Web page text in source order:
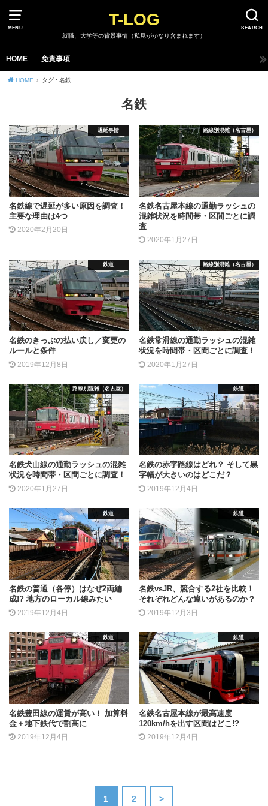
MENU SEARCH
T-LOG
就職、大学等の背景事情（私見がかなり含まれます）
HOME 免責事項
HOME タグ : 名鉄
名鉄
遅延事情
名鉄線で遅延が多い原因を調査！
主要な理由は4つ
2020年2月20日
路線別混雑（名古屋）
名鉄名古屋本線の通勤ラッシュの
混雑状況を時間帯・区間ごとに調
査
2020年1月27日
鉄道
名鉄のきっぷの払い戻し／変更の
ルールと条件
2019年12月8日
路線別混雑（名古屋）
名鉄常滑線の通勤ラッシュの混雑
状況を時間帯・区間ごとに調査！
2020年1月27日
路線別混雑（名古屋）
名鉄犬山線の通勤ラッシュの混雑
状況を時間帯・区間ごとに調査！
2020年1月27日
鉄道
名鉄の赤字路線はどれ？ そして黒
字幅が大きいのはどこだ？
2019年12月4日
鉄道
名鉄の普通（各停）はなぜ2両編
成!? 地方のローカル線みたい
2019年12月4日
鉄道
名鉄vsJR、競合する2社を比較！
それぞれどんな違いがあるのか？
2019年12月3日
鉄道
名鉄豊田線の運賃が高い！ 加算料
金＋地下鉄代で割高に
2019年12月4日
鉄道
名鉄名古屋本線が最高速度
120km/hを出す区間はどこ!?
2019年12月4日
1 2 >